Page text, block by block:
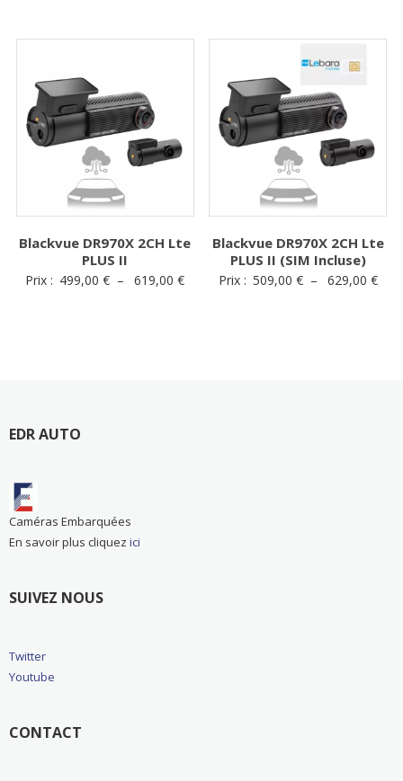
369,00 €
439,00 €
Blackvue DR970X 2CH Lte
PLUS II
Prix : 499,00€ – 619,00€Plage
Blackvue DR970X 2CH Lte
PLUS II (SIM Incluse)
Prix : 509,00 € – 629,00 €
EDR AUTO
Caméras Embarquées
En savoir plus cliquez ici
SUIVEZ NOUS
Twitter
Youtube
CONTACT